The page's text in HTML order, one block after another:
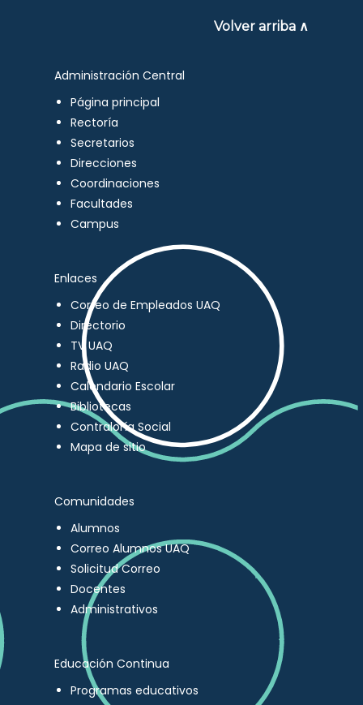
Volver arriba ∧
Administración Central
Página principal
Rectoría
Secretarios
Direcciones
Coordinaciones
Facultades
Campus
Enlaces
Correo de Empleados UAQ
Directorio
TV UAQ
Radio UAQ
Calendario Escolar
Bibliotecas
Contraloría Social
Mapa de sitio
Comunidades
Alumnos
Correo Alumnos UAQ
Solicitud Correo
Docentes
Administrativos
Educación Continua
Programas educativos